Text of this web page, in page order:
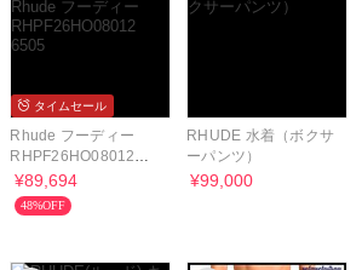
タイムセール
Rhude フーディー
RHPF26HO08012
6505
¥89,694
48%OFF
RHUDE 水着（ボクサ
ーパンツ）
¥99,000